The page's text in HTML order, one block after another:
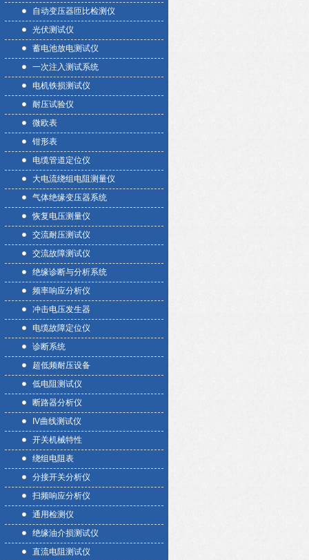
自动变压器匝比检测仪
光伏测试仪
蓄电池放电测试仪
一次注入测试系统
电机铁损测试仪
耐压试验仪
微欧表
钳形表
电缆管道定位仪
大电流绕组电阻测量仪
气体绝缘变压器系统
恢复电压测量仪
交流耐压测试仪
交流故障测试仪
绝缘诊断与分析系统
频率响应分析仪
冲击电压发生器
电缆故障定位仪
诊断系统
超低频耐压设备
低电阻测试仪
断路器分析仪
IV曲线测试仪
开关机械特性
绕组电阻表
分接开关分析仪
扫频响应分析仪
通用检测仪
绝缘油介损测试仪
直流电阻测试仪